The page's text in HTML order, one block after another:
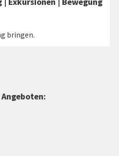
bringen.